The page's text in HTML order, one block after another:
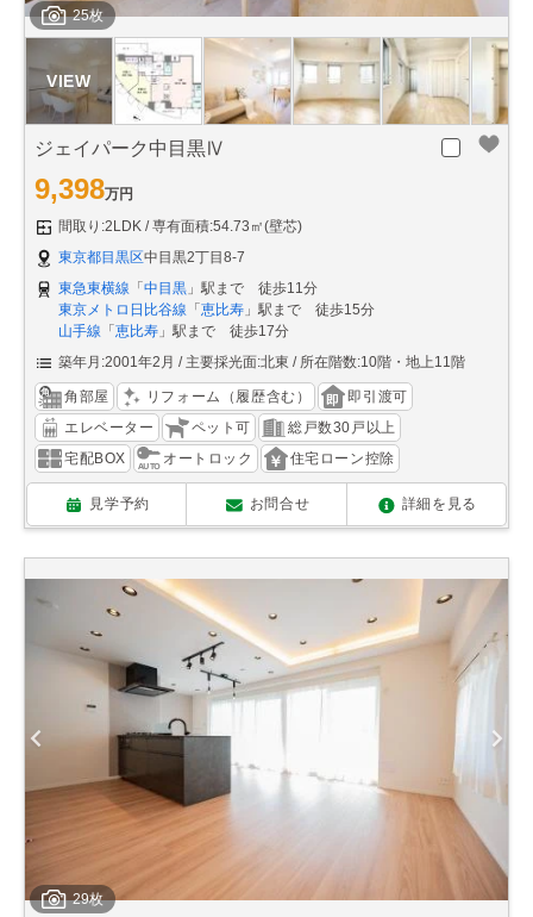
25枚
ジェイパーク中目黒Ⅳ
9,398万円
間取り:2LDK
専有面積:54.73㎡(壁芯)
東京都目黒区中目黒2丁目8-7
東急東横線 「 中目黒 」駅まで 徒歩11分
東京メトロ日比谷線 「 恵比寿 」駅まで 徒歩15分
山手線 「 恵比寿 」駅まで 徒歩17分
築年月:2001年2月
主要採光面:北東 所在階数:10階・地上11階
角部屋 リフォーム（履歴含む）
即引渡可
エレベーター
ペット可
総戸数30戸以上
宅配BOX
オートロック 住宅ローン控除
見学予約 お問合せ 詳細を見る
29枚